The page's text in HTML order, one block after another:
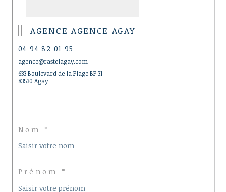
AGENCE AGENCE AGAY
04 94 82 01 95
agence@rastelagay.com
633 Boulevard de la Plage BP 31
83530 Agay
Nom *
Prénom *